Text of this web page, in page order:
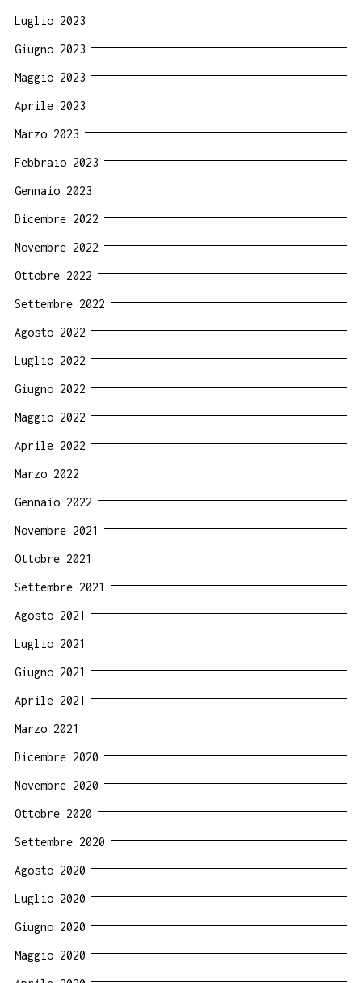
Luglio 2023
Giugno 2023
Maggio 2023
Aprile 2023
Marzo 2023
Febbraio 2023
Gennaio 2023
Dicembre 2022
Novembre 2022
Ottobre 2022
Settembre 2022
Agosto 2022
Luglio 2022
Giugno 2022
Maggio 2022
Aprile 2022
Marzo 2022
Gennaio 2022
Novembre 2021
Ottobre 2021
Settembre 2021
Agosto 2021
Luglio 2021
Giugno 2021
Aprile 2021
Marzo 2021
Dicembre 2020
Novembre 2020
Ottobre 2020
Settembre 2020
Agosto 2020
Luglio 2020
Giugno 2020
Maggio 2020